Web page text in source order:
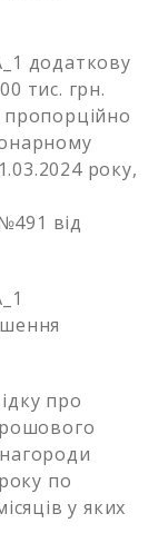
додаткову
тис. грн.
пропорційно
року,
від
про
по
у яких